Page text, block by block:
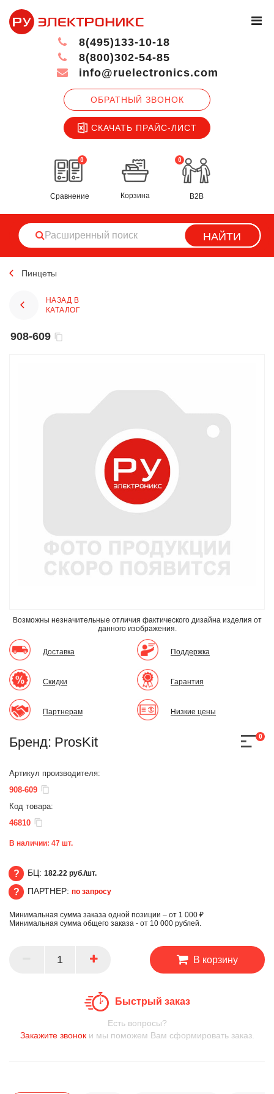
ОБРАТНЫЙ ЗВОНОК
СКАЧАТЬ ПРАЙС-ЛИСТ
8(495)133-10-18
8(800)302-54-85
info@ruelectronics.com
0
Сравнение
0
Корзина B2B
НАЙТИ
Пинцеты
НАЗАД В
КАТАЛОГ
908-609
Возможны незначительные отличия фактического дизайна изделия от
данного изображения.
Доставка
Скидки
Партнерам
Поддержка
Гарантия
Низкие цены
Бренд: ProsKit 0
Артикул производителя:
908-609
Код товара:
46810
В наличии: 47 шт.
БЦ
БЦ: 182.22 руб./шт.
ПАРТНЕР
ПАРТНЕР: по запросу
Минимальная сумма заказа одной позиции – от 1 000 ₽
Минимальная сумма общего заказа - от 10 000 рублей.
В корзину
Быстрый заказ
Есть вопросы?
Закажите звоноки мы поможем Вам сформировать заказ.